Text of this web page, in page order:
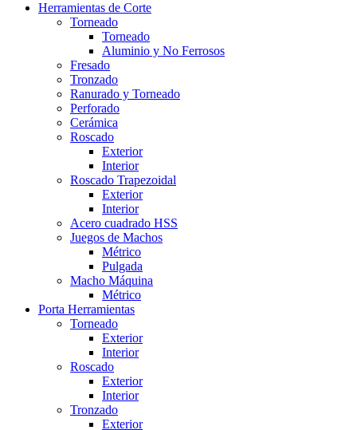
Herramientas de Corte
Torneado
Torneado
Aluminio y No Ferrosos
Fresado
Tronzado
Ranurado y Torneado
Perforado
Cerámica
Roscado
Exterior
Interior
Roscado Trapezoidal
Exterior
Interior
Acero cuadrado HSS
Juegos de Machos
Métrico
Pulgada
Macho Máquina
Métrico
Porta Herramientas
Torneado
Exterior
Interior
Roscado
Exterior
Interior
Tronzado
Exterior